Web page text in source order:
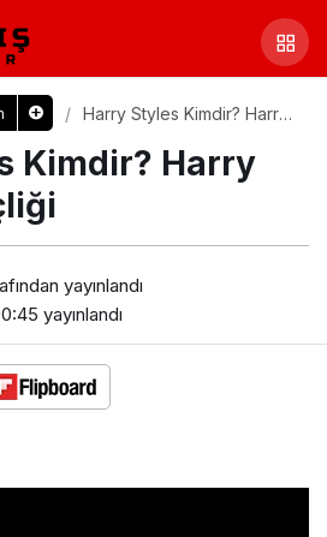
Harry Styles Kimdir? Harry
Kimdir? Harry
yayınlandı
yayınlandı